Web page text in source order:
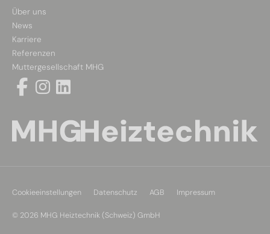
Über uns
News
Karriere
Referenzen
Muttergesellschaft MHG
Cookieeinstellungen Datenschutz AGB Impressum
© 2026 MHG Heiztechnik (Schweiz) GmbH